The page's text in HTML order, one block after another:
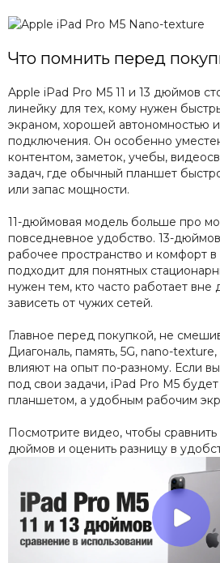
Что помнить перед
Apple iPad Pro M5 11 и 13 дюймов
линейку для тех, кому нужен
экраном, хорошей автономностью
подключения. Он особенно
контентом, заметок, учебы,
задач, где обычный планшет
или запас мощности.
11-дюймовая модель больше про
повседневное удобство. 13-
рабочее пространство и комфорт в
подходит для понятных
нужен тем, кто часто работает вне
зависеть от чужих сетей.
Главное перед покупкой, не
Диагональ, память, 5G, nano-
влияют на опыт по-разному. Если
под свои задачи, iPad Pro M5
планшетом, а удобным рабочим
Посмотрите видео, чтобы сравнить
дюймов и оценить разницу в